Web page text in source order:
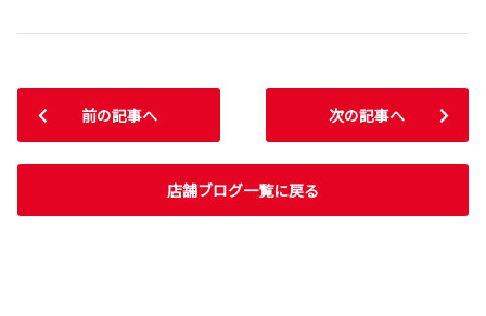
前の記事へ
店舗ブログ一覧に戻る
次の記事へ